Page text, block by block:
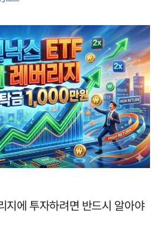
지에 투자하려면 반드시 알아야